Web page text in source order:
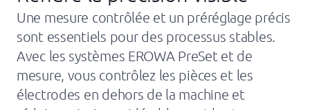
À propos de nous
News
Assistance
Une mesure contrôlée et un préréglage précis
sont essentiels pour des processus stables.
Avec les systèmes EROWA PreSet et de
mesure, vous contrôlez les pièces et les
électrodes en dehors de la machine et